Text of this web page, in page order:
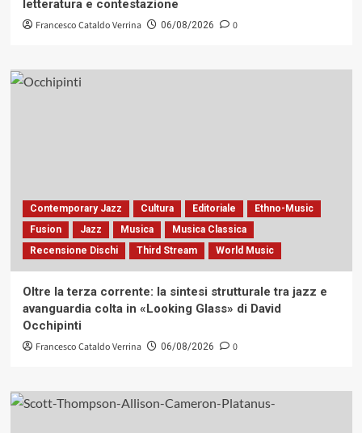
letteratura e contestazione
Francesco Cataldo Verrina 06/08/2026 0
Contemporary Jazz Cultura Editoriale
Ethno-Music
Fusion
Jazz Musica
Musica Classica
Recensione Dischi
Third Stream World Music
Oltre la terza corrente: la sintesi strutturale tra jazz e
avanguardia colta in «Looking Glass» di David
Occhipinti
Francesco Cataldo Verrina 06/08/2026 0